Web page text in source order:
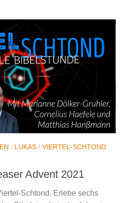
/ LUKAS / VIERTEL-SCHTOND
Advent 2021
Schtond. Erlebe sechs